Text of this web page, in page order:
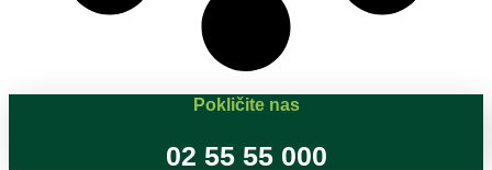
Pokličite nas
02 55 55 000